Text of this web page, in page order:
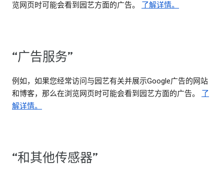
览网页时可能会看到园艺方面的广告。 了解详情。
“广告服务”
例如，如果您经常访问与园艺有关并展示Google广告的网站
和博客，那么在浏览网页时可能会看到园艺方面的广告。 了
解详情。
“和其他传感器”